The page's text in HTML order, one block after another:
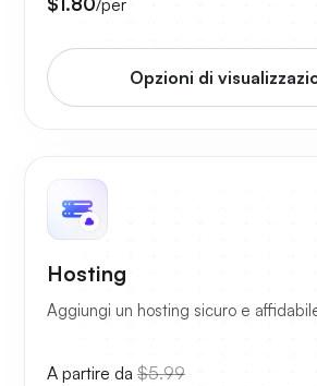
Opzioni di
Hosting
Aggiungi un hosting sicuro e
A partire da $5.99